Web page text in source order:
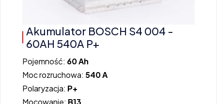
Akumulator BOSCH S4 004 -
60AH 540A P+
Pojemność: 60 Ah
Moc rozruchowa: 540 A
Polaryzacja: P+
Mocowanie: B13